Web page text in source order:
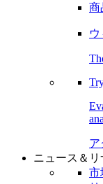
商
ア
ニュース＆リ
市